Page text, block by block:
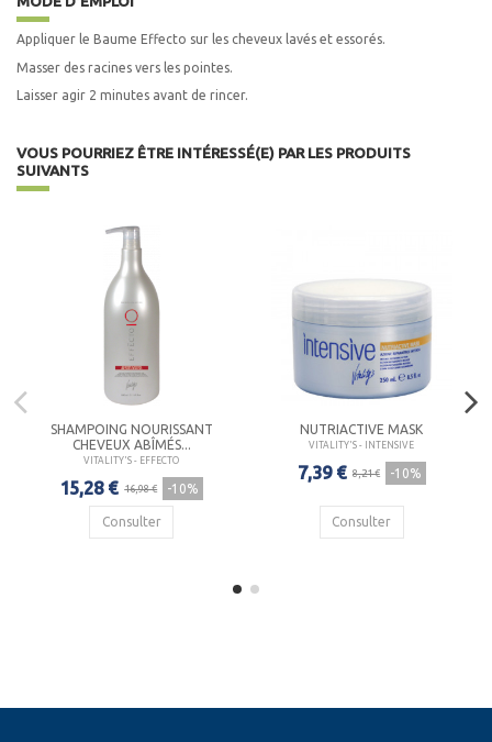
Appliquer le Baume Effecto sur les cheveux lavés et essorés.
Masser des racines vers les pointes.
Laisser agir 2 minutes avant de rincer.
VOUS POURRIEZ ÊTRE INTÉRESSÉ(E) PAR LES PRODUITS
SUIVANTS
SHAMPOING NOURISSANT
CHEVEUX ABÎMÉS...
VITALITY'S - EFFECTO
15,28 € 16,98 € -10%
Consulter
NUTRIACTIVE MASK
VITALITY'S - INTENSIVE
7,39 € 8,21 € -10%
Consulter